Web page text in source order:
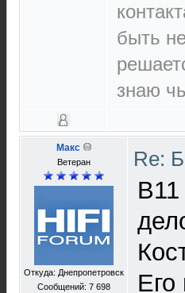
быть
знаю
Макс
Ветеран
Откуда: Днепропетровск
Сообщений: 7 698
Re:
Его